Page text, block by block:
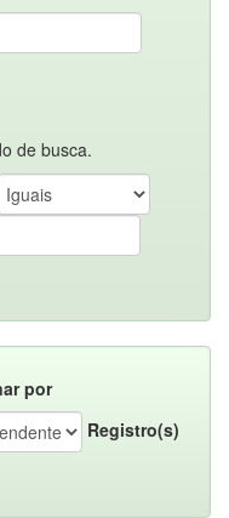
de busca.
por
Registro(s)